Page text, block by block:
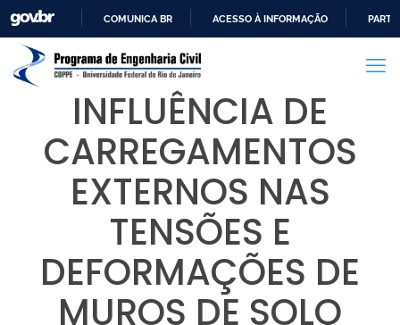
PARA
CONTEÚDO
COMUNICA BR ACESSO À INFORMAÇÃO
INFLUÊNCIA DE
CARREGAMENTOS
EXTERNOS NAS
TENSÕES E
DEFORMAÇÕES DE
MUROS DE SOLO